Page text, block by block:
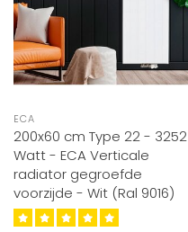
ECA
200x60 cm Type 22 - 3252
Watt - ECA Verticale
radiator gegroefde
voorzijde - Wit (Ral 9016)